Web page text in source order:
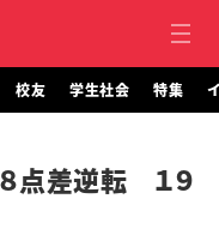
校友 学生社会 特集
点差逆転 １９